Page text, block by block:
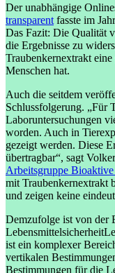
Der unabhängige
transparent fasste im
Das Fazit: Die Qualität
die Ergebnisse zu
Traubenkernextrakt
Menschen hat.
Auch die seitdem
Schlussfolgerung. „Für
Laboruntersuchungen
worden. Auch in
gezeigt werden. Diese
übertragbar“, sagt
Arbeitsgruppe
mit Traubenkernextrakt
und zeigen keine
Demzufolge ist von der
Lebensmittelsicherheit
ist ein komplexer
vertikalen
Bestimmungen für die